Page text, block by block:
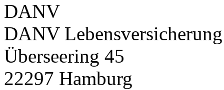
DANV
DANV
Überseering 45
22297 Hamburg